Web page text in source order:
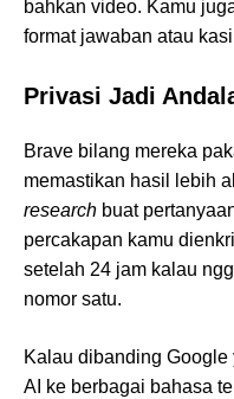
bahkan video. Kamu
format jawaban atau
Privasi Jadi
Brave bilang mereka
memastikan hasil lebih
research buat
percakapan kamu
setelah 24 jam kalau
nomor satu.
Kalau dibanding
AI ke berbagai bahasa